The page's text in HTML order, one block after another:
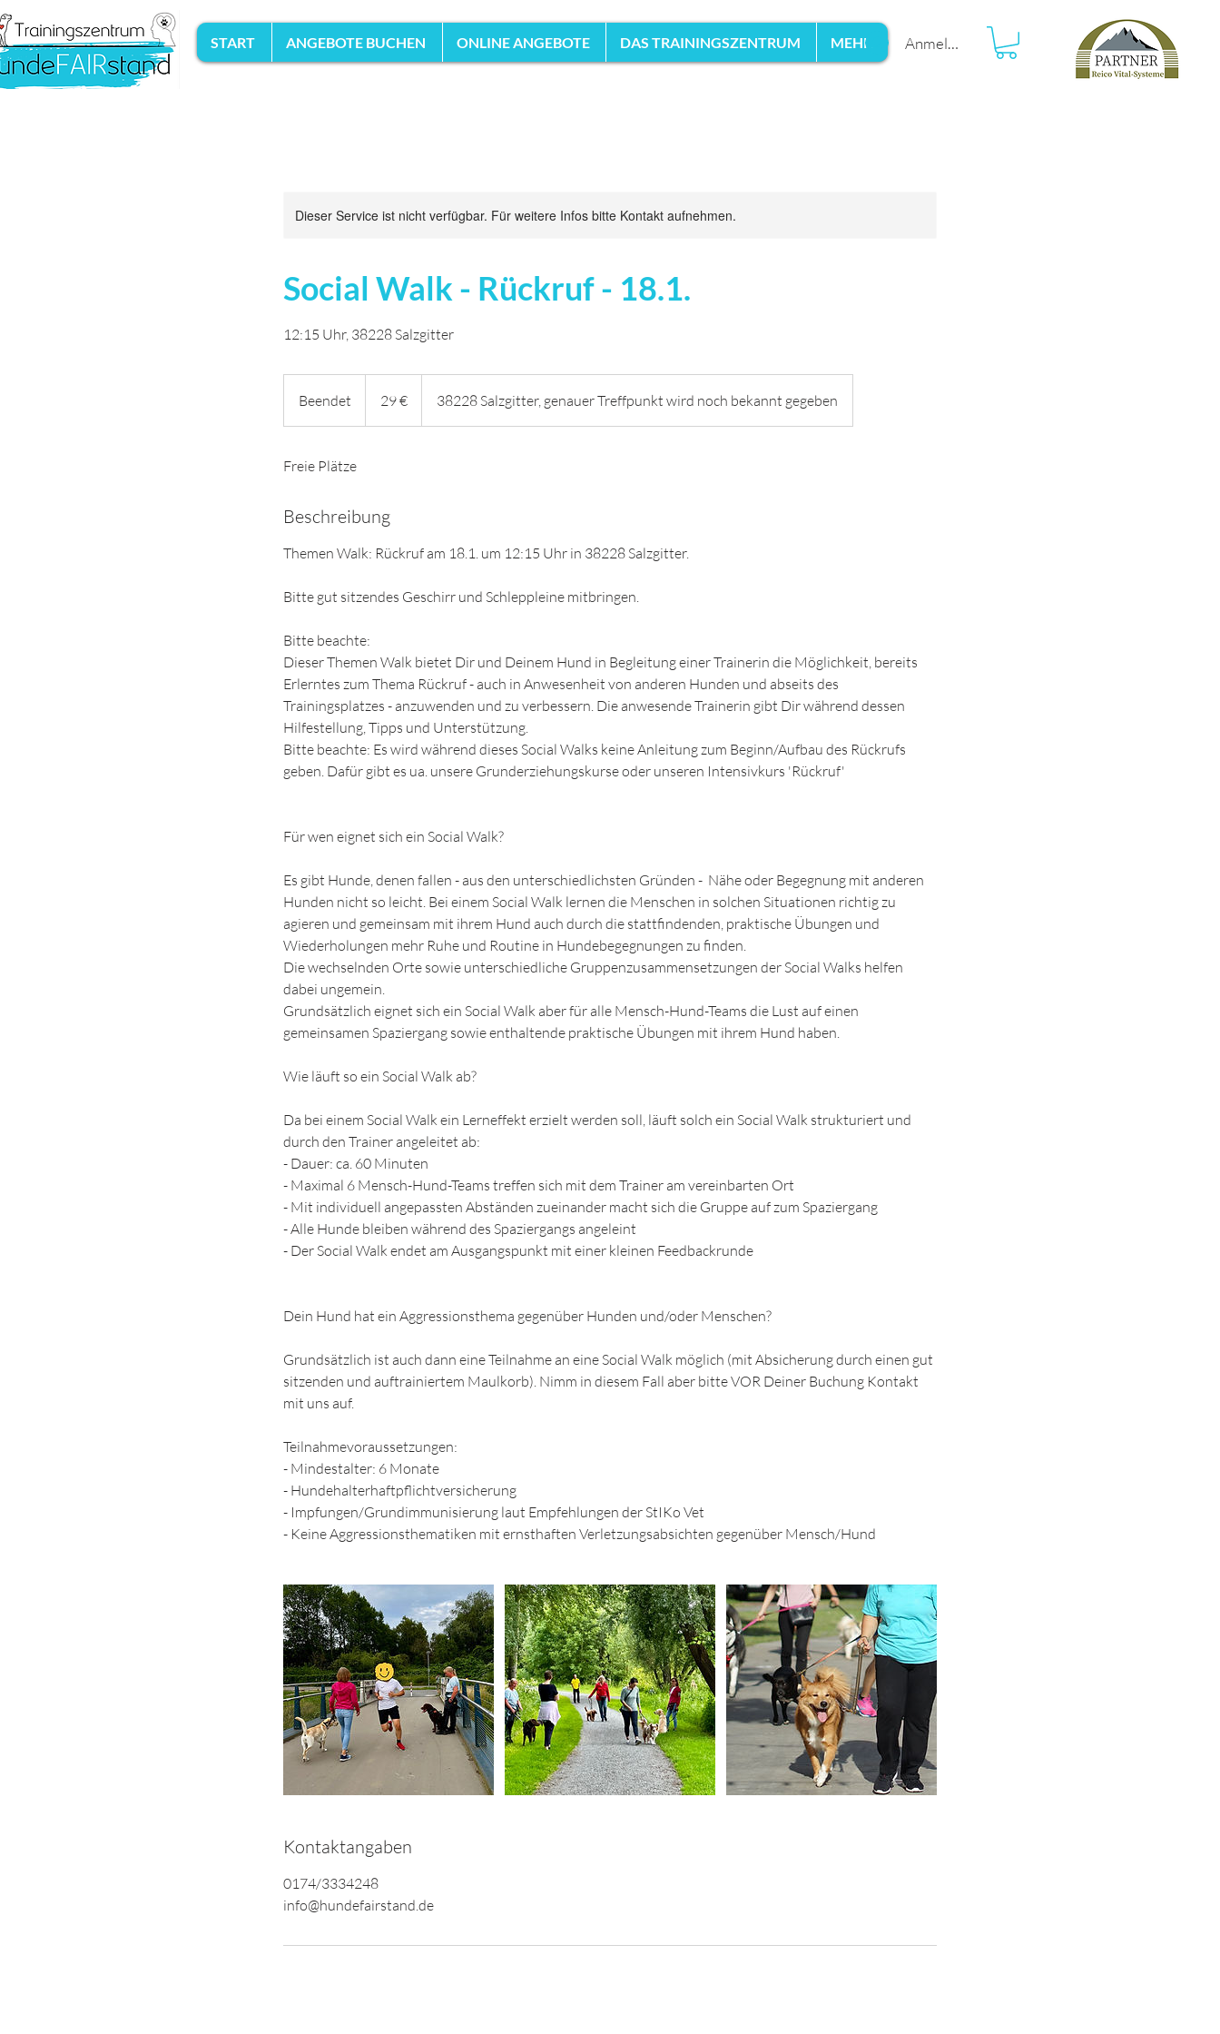
START ANGEBOTE BUCHEN ONLINE ANGEBOTE DAS TRAININGSZENTRUM MEHR Anmelden
Dieser Service ist nicht verfügbar. Für weitere Infos bitte Kontakt aufnehmen.
Social Walk - Rückruf - 18.1.
12:15 Uhr, 38228 Salzgitter
Beendet
e
n
e
29 € 38228 Salzgitter, genauer Treffpunkt wird noch bekannt gegeben
Freie Plätze
Beschreibung
Themen Walk: Rückruf am 18.1. um 12:15 Uhr in 38228 Salzgitter.
Bitte gut sitzendes Geschirr und Schleppleine mitbringen.
Bitte beachte:
Dieser Themen Walk bietet Dir und Deinem Hund in Begleitung einer Trainerin die Möglichkeit, bereits
Erlerntes zum Thema Rückruf - auch in Anwesenheit von anderen Hunden und abseits des
Trainingsplatzes - anzuwenden und zu verbessern. Die anwesende Trainerin gibt Dir während dessen
Hilfestellung, Tipps und Unterstützung.
Bitte beachte: Es wird während dieses Social Walks keine Anleitung zum Beginn/Aufbau des Rückrufs
geben. Dafür gibt es ua. unsere Grunderziehungskurse oder unseren Intensivkurs 'Rückruf'
Für wen eignet sich ein Social Walk?
Es gibt Hunde, denen fallen - aus den unterschiedlichsten Gründen - Nähe oder Begegnung mit anderen
Hunden nicht so leicht. Bei einem Social Walk lernen die Menschen in solchen Situationen richtig zu
agieren und gemeinsam mit ihrem Hund auch durch die stattfindenden, praktische Übungen und
Wiederholungen mehr Ruhe und Routine in Hundebegegnungen zu finden.
Die wechselnden Orte sowie unterschiedliche Gruppenzusammensetzungen der Social Walks helfen
dabei ungemein.
Grundsätzlich eignet sich ein Social Walk aber für alle Mensch-Hund-Teams die Lust auf einen
gemeinsamen Spaziergang sowie enthaltende praktische Übungen mit ihrem Hund haben.
Wie läuft so ein Social Walk ab?
Da bei einem Social Walk ein Lerneffekt erzielt werden soll, läuft solch ein Social Walk strukturiert und
durch den Trainer angeleitet ab:
- Dauer: ca. 60 Minuten
- Maximal 6 Mensch-Hund-Teams treffen sich mit dem Trainer am vereinbarten Ort
- Mit individuell angepassten Abständen zueinander macht sich die Gruppe auf zum Spaziergang
- Alle Hunde bleiben während des Spaziergangs angeleint
- Der Social Walk endet am Ausgangspunkt mit einer kleinen Feedbackrunde
Dein Hund hat ein Aggressionsthema gegenüber Hunden und/oder Menschen?
Grundsätzlich ist auch dann eine Teilnahme an eine Social Walk möglich (mit Absicherung durch einen gut
sitzenden und auftrainiertem Maulkorb). Nimm in diesem Fall aber bitte VOR Deiner Buchung Kontakt
mit uns auf.
Teilnahmevoraussetzungen:
- Mindestalter: 6 Monate
- Hundehalterhaftpflichtversicherung
- Impfungen/Grundimmunisierung laut Empfehlungen der StIKo Vet
- Keine Aggressionsthematiken mit ernsthaften Verletzungsabsichten gegenüber Mensch/Hund
Kontaktangaben
0174/3334248
info@hundefairstand.de